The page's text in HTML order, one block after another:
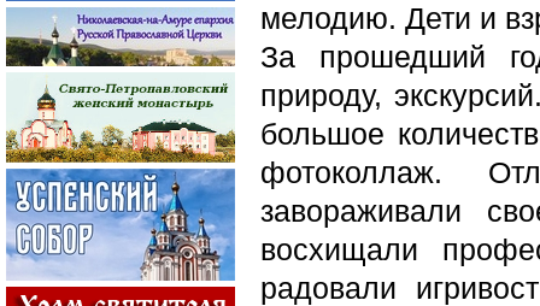
мелодию. Дети и
За прошедший
природу,
большое
фотоколлаж.
завораживали
восхищали
радовали